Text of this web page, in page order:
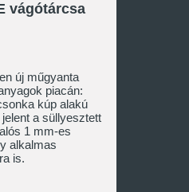
vágótárcsa
új műgyanta
piacán:
kúp alakú
a süllyesztett
1 mm-es
alkalmas
is.